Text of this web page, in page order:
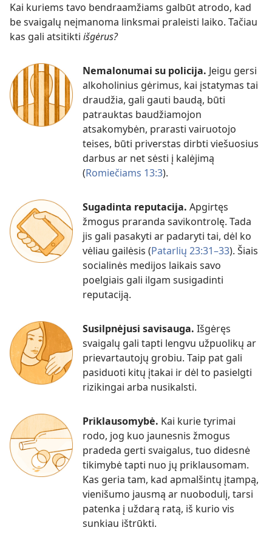
Kai kuriems tavo bendraamžiams galbūt atrodo, kad
be svaigalų neįmanoma linksmai praleisti laiko. Tačiau
kas gali atsitikti išgėrus?
Nemalonumai su policija. Jeigu gersi
alkoholinius gėrimus, kai įstatymas tai
draudžia, gali gauti baudą, būti
patrauktas baudžiamojon
atsakomybėn, prarasti vairuotojo
teises, būti priverstas dirbti viešuosius
darbus ar net sėsti į kalėjimą
(Romiečiams 13:3).
Sugadinta reputacija. Apgirtęs
žmogus praranda savikontrolę. Tada
jis gali pasakyti ar padaryti tai, dėl ko
vėliau gailėsis (Patarlių 23:31–33). Šiais
socialinės medijos laikais savo
poelgiais gali ilgam susigadinti
reputaciją.
Susilpnėjusi savisauga. Išgėręs
svaigalų gali tapti lengvu užpuolikų ar
prievartautojų grobiu. Taip pat gali
pasiduoti kitų įtakai ir dėl to pasielgti
rizikingai arba nusikalsti.
Priklausomybė. Kai kurie tyrimai
rodo, jog kuo jaunesnis žmogus
pradeda gerti svaigalus, tuo didesnė
tikimybė tapti nuo jų priklausomam.
Kas geria tam, kad apmalšintų įtampą,
vienišumo jausmą ar nuobodulį, tarsi
patenka į uždarą ratą, iš kurio vis
sunkiau ištrūkti.